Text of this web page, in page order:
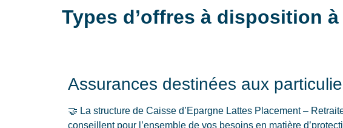
Types d’offres à disposition
Assurances destinées aux
🤝 La structure de Caisse d’Epargne Lattes Placement –
conseillent pour l’ensemble de vos besoins en matière